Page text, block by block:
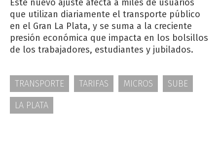
Este nuevo ajuste afecta a miles de usuarios
que utilizan diariamente el transporte público
en el Gran La Plata, y se suma a la creciente
presión económica que impacta en los bolsillos
de los trabajadores, estudiantes y jubilados.
TRANSPORTE TARIFAS MICROS
SUBE
LA PLATA